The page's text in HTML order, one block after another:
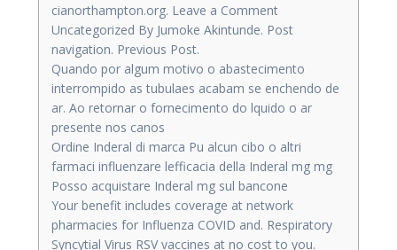
cianorthampton.org. Leave a Comment
Uncategorized By Jumoke Akintunde. Post
navigation. Previous Post.
Quando por algum motivo o abastecimento
interrompido as tubulaes acabam se enchendo de
ar. Ao retornar o fornecimento do lquido o ar
presente nos canos
Ordine Inderal di marca Pu alcun cibo o altri
farmaci influenzare lefficacia della Inderal mg mg
Posso acquistare Inderal mg sul bancone
Your benefit includes coverage at network
pharmacies for Influenza COVID and. Respiratory
Syncytial Virus RSV vaccines at no cost to you.